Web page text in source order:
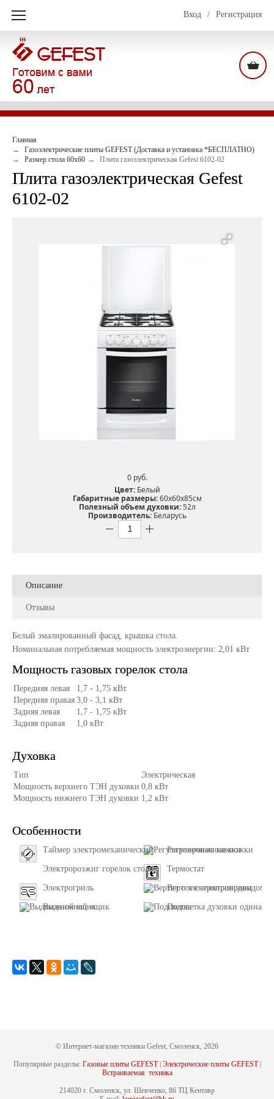
Вход / Регистрация
Главная
Газоэлектрические плиты GEFEST (Доставка и установка *БЕСПЛАТНО)
Размер стола 60х60
Плита газоэлектрическая Gefest 6102-02
Плита газоэлектрическая Gefest
6102-02
0 pуб.
Цвет:Белый
Габаритные размеры:60х60х85см
Полезный объем духовки:52л
Производитель:Беларусь
Описание
Отзывы
Белый эмалированный фасад, крышка стола.
Номинальная потребляемая мощность электроэнергии: 2,01 кВт
Мощность газовых горелок стола
Передняя левая
1,7 - 1,75 кВт
Передняя правая 3,0 - 3,1 кВт
Задняя левая
1,7 - 1,75 кВт
Задняя правая
1,0 кВт
Духовка
Тип
Электрическая
Мощность верхнего ТЭН духовки 0,8 кВт
Мощность нижнего ТЭН духовки 1,2 кВт
Особенности
Таймер электромеханический Регулировачные ножки
Электророзжиг горелок стола Термостат
Электрогриль Вертел с электроприводом
Выдвижной ящик Подсветка духовки
© Интернет-магазин техники Gefest, Смоленск, 2026
Популярные разделы: Газовые плиты GEFEST| Электрические плиты GEFEST|
Встраиваемая техника
214020 г. Смоленск, ул. Шевченко, 86 ТЦ Кентавр